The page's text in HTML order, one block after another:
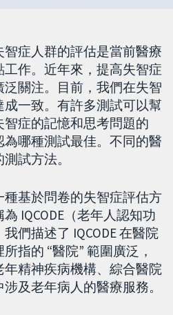
症人群的評估是當前醫療
作。近年來，提高失智症
關注。目前，我們在失智
一致。有許多測試可以幫
症的記憶和思考問題的
哪種測試最佳。不同的醫
試方法。
基於問卷的失智症評估方
IQCODE（老年人認知功
們描述了 IQCODE 在醫院
指的 “醫院” 範圍廣泛，
精神疾病機構、綜合醫院
及老年病人的醫療服務。